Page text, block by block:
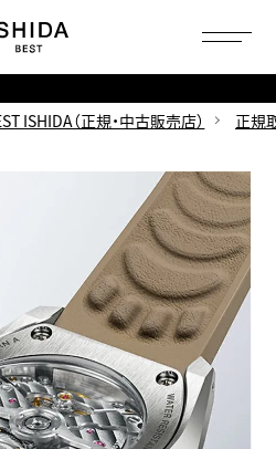
ISHIDA（正規・中古販売店）
正規
へ